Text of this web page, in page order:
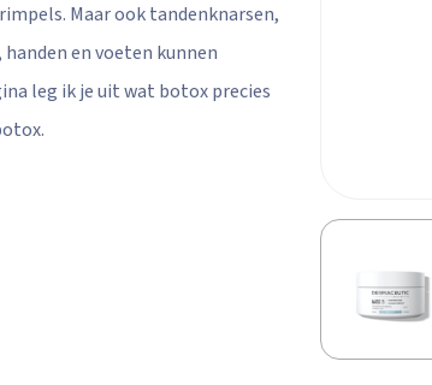
Maar ook tandenknarsen,
en voeten kunnen
leg ik je uit wat botox precies